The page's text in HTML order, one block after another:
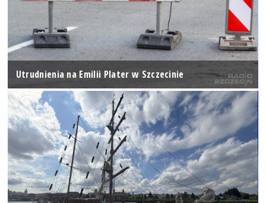
Utrudnienia na Emilii Plater w Szczecinie